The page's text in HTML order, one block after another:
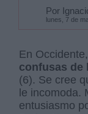
Por
lunes, 7 de
En
confusas de
(6). Se cree
le incomoda.
entusiasmo